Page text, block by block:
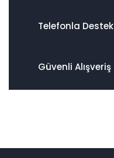
Telefonla Destek
Güvenli Alışveriş